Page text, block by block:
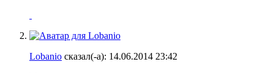
Lobanio сказал(-а): 14.06.2014 23:42